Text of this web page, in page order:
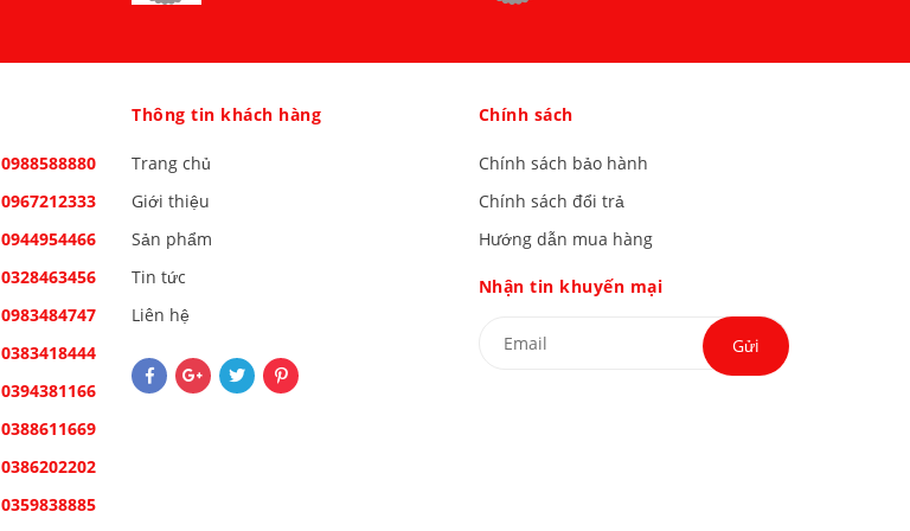
0988588880
0967212333
0944954466
0328463456
0983484747
0383418444
0394381166
0388611669
0386202202
0359838885
Thông tin khách hàng
Trang chủ
Giới thiệu
Sản phẩm
Tin tức
Liên hệ
Chính sách
Chính sách bảo hành
Chính sách đổi trả
Hướng dẫn mua hàng
Nhận tin khuyến mại
Gửi